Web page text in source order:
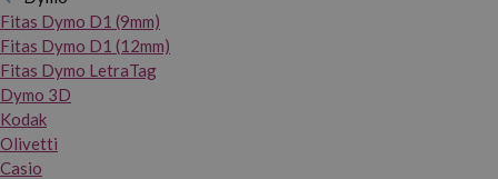
Fitas Dymo D1 (9mm)
Fitas Dymo D1 (12mm)
Fitas Dymo LetraTag
Dymo 3D
Kodak
Olivetti
Casio